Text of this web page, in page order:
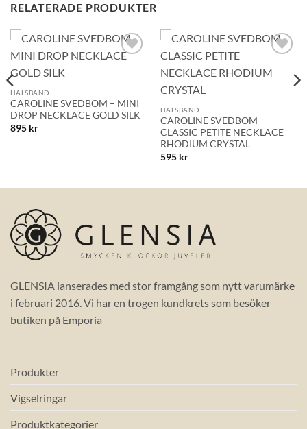
RELATERADE PRODUKTER
HALSBAND
CAROLINE SVEDBOM – MINI
DROP NECKLACE GOLD SILK
895 kr
önskelistan!
HALSBAND
CAROLINE SVEDBOM –
CLASSIC PETITE NECKLACE
RHODIUM CRYSTAL
595 kr
GLENSIA lanserades med stor framgång som nytt varumärke
i februari 2016. Vi har en trogen kundkrets som besöker
butiken på Emporia
Produkter
Vigselringar
Produktkategorier
BLI MEDLEM